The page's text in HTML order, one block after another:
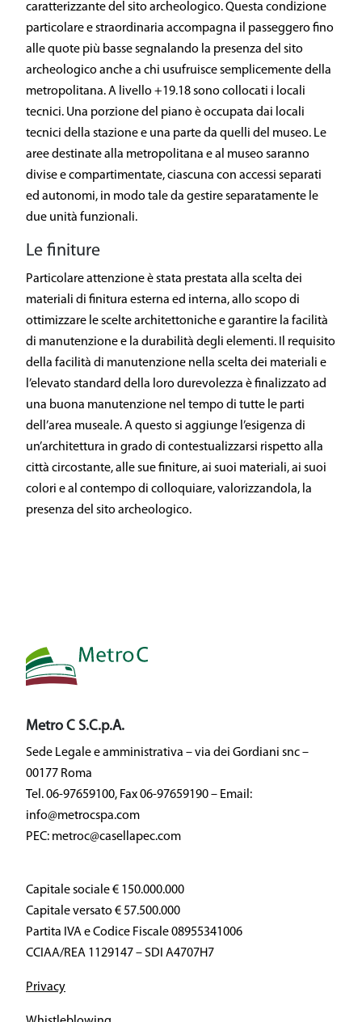
caratterizzante del sito archeologico. Questa condizione
particolare e straordinaria accompagna il passeggero fino
alle quote più basse segnalando la presenza del sito
archeologico anche a chi usufruisce semplicemente della
metropolitana. A livello +19.18 sono collocati i locali
tecnici. Una porzione del piano è occupata dai locali
tecnici della stazione e una parte da quelli del museo. Le
aree destinate alla metropolitana e al museo saranno
divise e compartimentate, ciascuna con accessi separati
ed autonomi, in modo tale da gestire separatamente le
due unità funzionali.
Le finiture
Particolare attenzione è stata prestata alla scelta dei
materiali di finitura esterna ed interna, allo scopo di
ottimizzare le scelte architettoniche e garantire la facilità
di manutenzione e la durabilità degli elementi. Il requisito
della facilità di manutenzione nella scelta dei materiali e
l’elevato standard della loro durevolezza è finalizzato ad
una buona manutenzione nel tempo di tutte le parti
dell’area museale. A questo si aggiunge l’esigenza di
un’architettura in grado di contestualizzarsi rispetto alla
città circostante, alle sue finiture, ai suoi materiali, ai suoi
colori e al contempo di colloquiare, valorizzandola, la
presenza del sito archeologico.
Metro C S.C.p.A.
Sede Legale e amministrativa – via dei Gordiani snc –
00177 Roma
Tel. 06-97659100, Fax 06-97659190 – Email:
info@metrocspa.com
PEC: metroc@casellapec.com
Capitale sociale € 150.000.000
Capitale versato € 57.500.000
Partita IVA e Codice Fiscale 08955341006
CCIAA/REA 1129147 – SDI A4707H7
Privacy